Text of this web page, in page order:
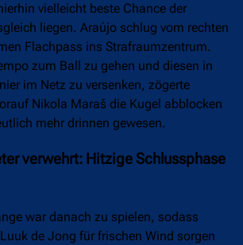
vielleicht beste Chance der
liegen. Araújo schlug vom rechten
Flachpass ins Strafraumzentrum.
zum Ball zu gehen und diesen in
im Netz zu versenken, zögerte
Nikola Maraš die Kugel abblocken
mehr drinnen gewesen.
verwehrt: Hitzige Schlussphase
war danach zu spielen, sodass
de Jong für frischen Wind sorgen